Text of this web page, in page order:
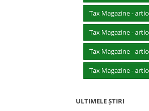
Tax Magazine -
Tax Magazine -
Tax Magazine -
Tax Magazine -
ULTIMELE ȘTIRI